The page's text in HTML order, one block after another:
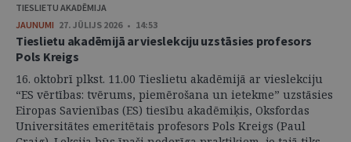
TIESLIETU AKADĒMIJA
JAUNUMI 27. JŪLIJS 2026 • 14:53
Tieslietu akadēmijā ar vieslekciju uzstāsies profesors
Pols Kreigs
16. oktobrī plkst. 11.00 Tieslietu akadēmijā ar vieslekciju
“ES vērtības: tvērums, piemērošana un ietekme” uzstāsies
Eiropas Savienības (ES) tiesību akadēmiķis, Oksfordas
Universitātes emeritētais profesors Pols Kreigs (Paul